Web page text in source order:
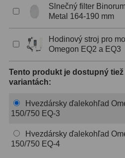
Filtre 181
Mesačné a polarizačné23
CLS a UHC
Širokopásmové 2
Hβ4
Slnečný filter
Metal 164-190 mm
Hodinový stroj pro
Omegon EQ2 a EQ3
Tento produkt je dostupný
variantách:
Hvezdársky ďalekohľad
150/750 EQ-3
Hvezdársky ďalekohľad
150/750 EQ-4